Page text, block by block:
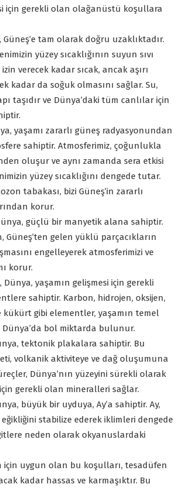
için gerekli olan olağanüstü koşullara
tam olarak doğru uzaklıktadır.
yüzey sıcaklığının suyun sıvı
verecek kadar sıcak, ancak aşırı
kadar da soğuk olmasını sağlar. Su,
taşıdır ve Dünya’daki tüm canlılar için
yaşamı zararlı güneş radyasyonundan
sahiptir. Atmosferimiz, çoğunlukla
oluşur ve aynı zamanda sera etkisi
yüzey sıcaklığını dengede tutar.
tabakası, bizi Güneş’in zararlı
korur.
güçlü bir manyetik alana sahiptir.
Güneş’ten gelen yüklü parçacıkların
engelleyerek atmosferimizi ve
korur.
yaşamın gelişmesi için gerekli
sahiptir. Karbon, hidrojen, oksijen,
kükürt gibi elementler, yaşamın temel
Dünya’da bol miktarda bulunur.
tektonik plakalara sahiptir. Bu
volkanik aktiviteye ve dağ oluşumuna
Dünya’nın yüzeyini sürekli olarak
gerekli olan mineralleri sağlar.
büyük bir uyduya, Ay’a sahiptir. Ay,
eğikliğini stabilize ederek iklimleri dengede
neden olarak okyanuslardaki
için uygun olan bu koşulları, tesadüfen
kadar hassas ve karmaşıktır. Bu